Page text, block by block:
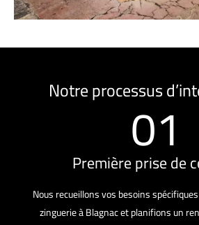
Notre processus
01
Première prise de
Nous recueillons vos besoins
zinguerie à Blagnac et planifions un